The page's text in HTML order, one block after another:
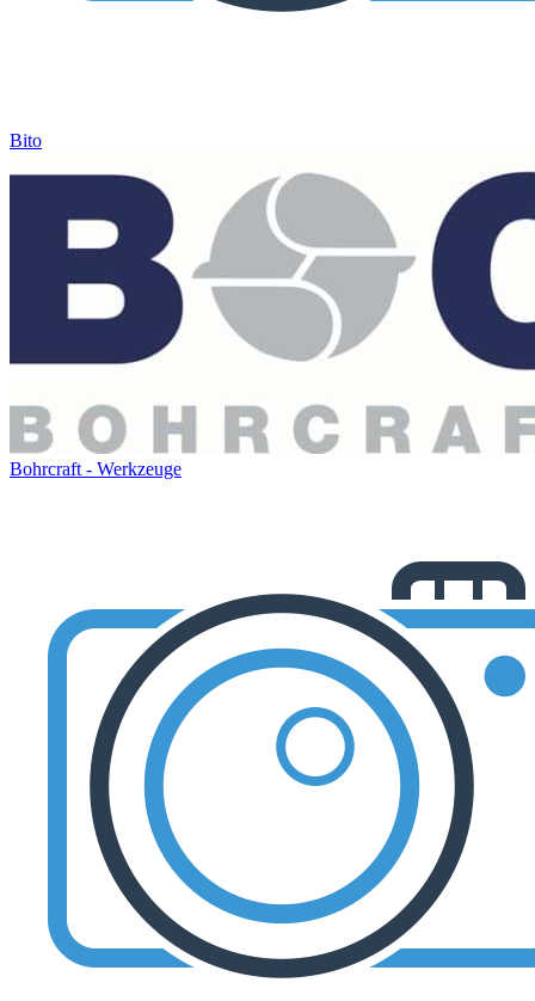
Bito
Bohrcraft - Werkzeuge